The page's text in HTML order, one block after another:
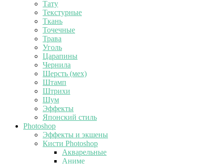
Тату
Текстурные
Ткань
Точечные
Трава
Уголь
Царапины
Чернила
Шерсть (мех)
Штамп
Штрихи
Шум
Эффекты
Японский стиль
Photoshop
Эффекты и экшены
Кисти Photoshop
Акварельные
Аниме